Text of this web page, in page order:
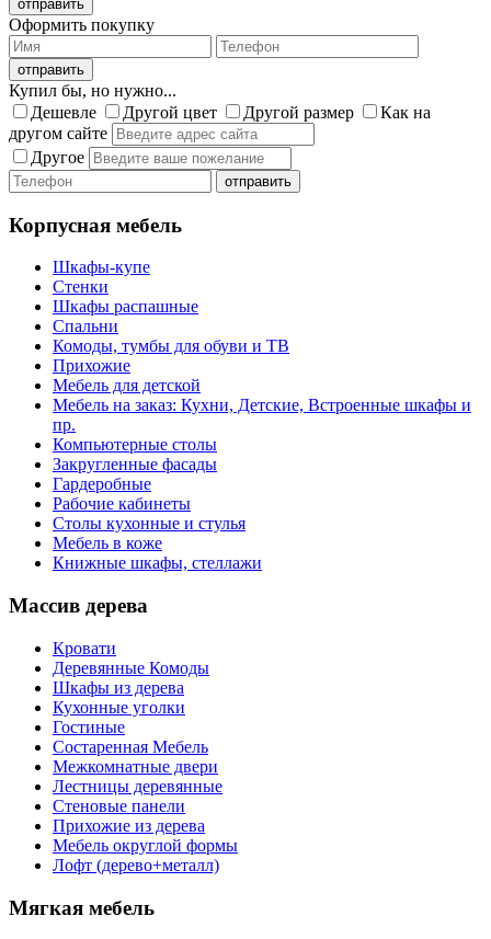
Оформить покупку
Купил бы, но нужно...
Дешевле
Другой цвет Другой размер
Как на
другом сайте
Другое
Корпусная мебель
Шкафы-купе
Стенки
Шкафы распашные
Спальни
Комоды, тумбы для обуви и ТВ
Прихожие
Мебель для детской
Мебель на заказ: Кухни, Детские, Встроенные шкафы и
пр.
Компьютерные столы
Закругленные фасады
Гардеробные
Рабочие кабинеты
Столы кухонные и стулья
Мебель в коже
Книжные шкафы, стеллажи
Массив дерева
Кровати
Деревянные Комоды
Шкафы из дерева
Кухонные уголки
Гостиные
Состаренная Мебель
Межкомнатные двери
Лестницы деревянные
Стеновые панели
Прихожие из дерева
Мебель округлой формы
Лофт (дерево+металл)
Мягкая мебель